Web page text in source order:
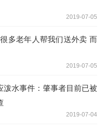
2019-07-05
多老年人帮我们送外卖 而
2019-07-05
泼水事件：肇事者目前已被
2019-07-04